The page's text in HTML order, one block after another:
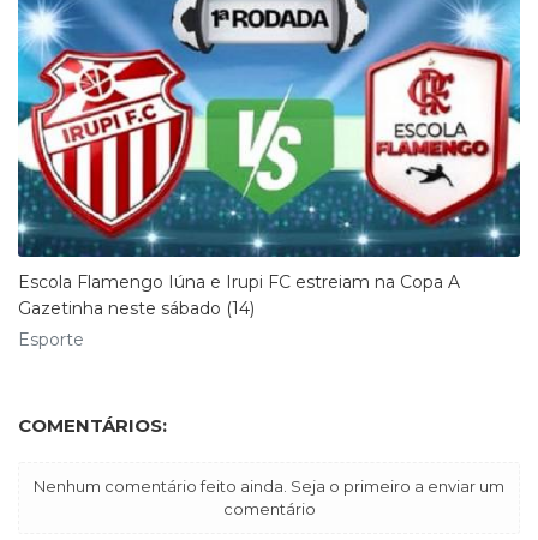
Escola Flamengo Iúna e Irupi FC estreiam na Copa A
Gazetinha neste sábado (14)
Esporte
COMENTÁRIOS:
Nenhum comentário feito ainda. Seja o primeiro a enviar um
comentário